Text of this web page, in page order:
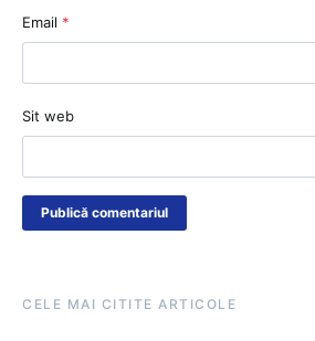
Email *
Sit web
CELE MAI CITITE ARTICOLE